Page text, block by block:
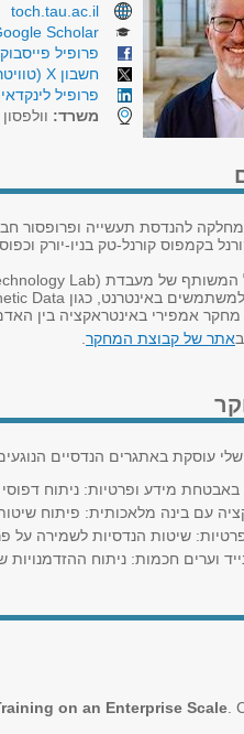
toch.tau.ac.il
Scholar
פרופיל פייסבוק
חשבון X (טוויטר)
פרופיל
משרד: וולפסון
להנדסת תעשייה ופרופסור
בקמפוס קורנל-טק בניו-יורק
אמפירי באינטראקציה בין
אתר של קבוצת המחקר
עוסקת באתגרים הנדסיים
מידע ופרטיות: ניתוח דפוסי
עם בינה מלאכותית: פיתוח
שיטות הנדסיות לשמירה על
וערים חכמות: ניתוח ההזדמנויות
on an Enterprise Scale .